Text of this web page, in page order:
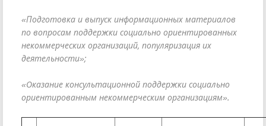
«Подготовка и выпуск информационных материалов
по вопросам поддержки социально ориентированных
некоммерческих организаций, популяризация их
деятельности»;
«Оказание консультационной поддержки социально
ориентированным некоммерческим организациям».